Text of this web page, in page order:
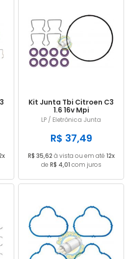
Kit Junta Tbi Citroen C3
1.6 16v Mpi
LP / Eletrônica Junta
R$ 37,49
R$ 35,62 à vista ou em até 12x
de R$ 4,01 com juros